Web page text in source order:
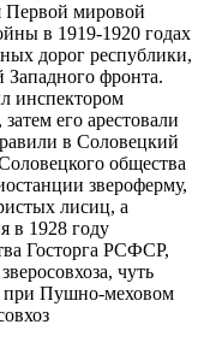
Первой мировой
в 1919-1920 годах
дорог республики,
фронта.
инспектором
его арестовали
в Соловецкий
общества
звероферму,
лисиц, а
в 1928 году
Госторга РСФСР,
чуть
при Пушно-меховом